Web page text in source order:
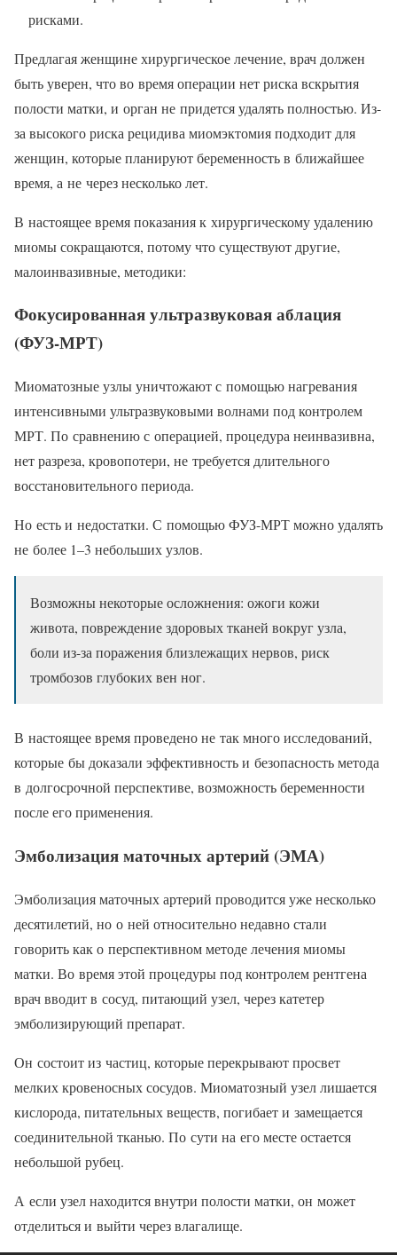
рисками.
Предлагая женщине хирургическое лечение, врач должен
быть уверен, что во время операции нет риска вскрытия
полости матки, и орган не придется удалять полностью. Из-
за высокого риска рецидива миомэктомия подходит для
женщин, которые планируют беременность в ближайшее
время, а не через несколько лет.
В настоящее время показания к хирургическому удалению
миомы сокращаются, потому что существуют другие,
малоинвазивные, методики:
Фокусированная ультразвуковая аблация
(ФУЗ-МРТ)
Миоматозные узлы уничтожают с помощью нагревания
интенсивными ультразвуковыми волнами под контролем
МРТ. По сравнению с операцией, процедура неинвазивна,
нет разреза, кровопотери, не требуется длительного
восстановительного периода.
Но есть и недостатки. С помощью ФУЗ-МРТ можно удалять
не более 1–3 небольших узлов.
Возможны некоторые осложнения: ожоги кожи
живота, повреждение здоровых тканей вокруг узла,
боли из-за поражения близлежащих нервов, риск
тромбозов глубоких вен ног.
В настоящее время проведено не так много исследований,
которые бы доказали эффективность и безопасность метода
в долгосрочной перспективе, возможность беременности
после его применения.
Эмболизация маточных артерий (ЭМА)
Эмболизация маточных артерий проводится уже несколько
десятилетий, но о ней относительно недавно стали
говорить как о перспективном методе лечения миомы
матки. Во время этой процедуры под контролем рентгена
врач вводит в сосуд, питающий узел, через катетер
эмболизирующий препарат.
Он состоит из частиц, которые перекрывают просвет
мелких кровеносных сосудов. Миоматозный узел лишается
кислорода, питательных веществ, погибает и замещается
соединительной тканью. По сути на его месте остается
небольшой рубец.
А если узел находится внутри полости матки, он может
отделиться и выйти через влагалище.